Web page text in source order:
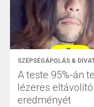
SZÉPSÉGÁPOLÁS &
A teste 95%-án
lézeres
eredményét